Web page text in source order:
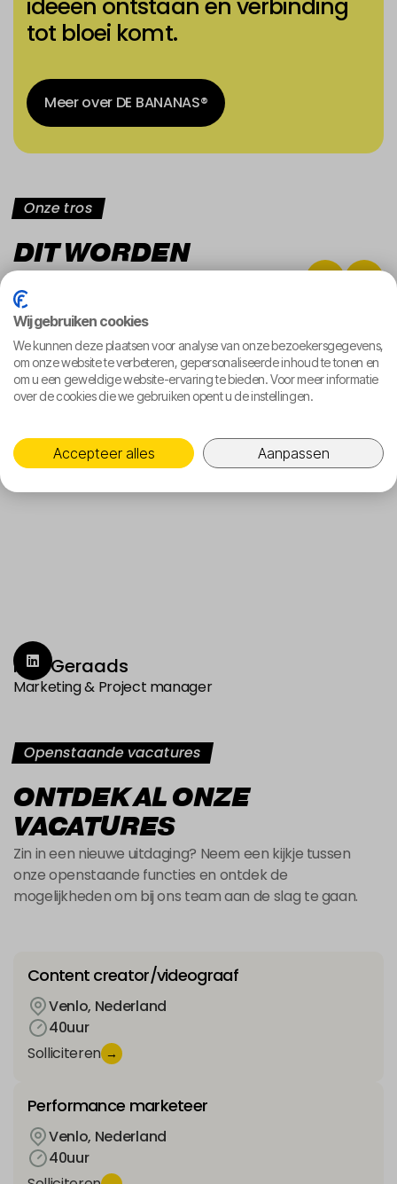
ideeën ontstaan en verbinding
tot bloei komt.
Meer over DE BANANAS®
Meer over DE BANANAS®
Onze tros
DIT WORDEN
JE COLLEGA'S


Kim Geraads
Marketing & Project manager
Openstaande vacatures
ONTDEK AL ONZE
VACATURES
Zin in een nieuwe uitdaging? Neem een kijkje tussen
onze openstaande functies en ontdek de
mogelijkheden om bij ons team aan de slag te gaan.
Content creator/videograaf
Venlo, Nederland
40uur
Solliciteren →
Performance marketeer
Venlo, Nederland
40uur
Wij gebruiken cookies
We kunnen deze plaatsen voor analyse van onze bezoekersgegevens,
om onze website te verbeteren, gepersonaliseerde inhoud te tonen en
om u een geweldige website-ervaring te bieden. Voor meer informatie
over de cookies die we gebruiken opent u de instellingen.
Accepteer alles Aanpassen